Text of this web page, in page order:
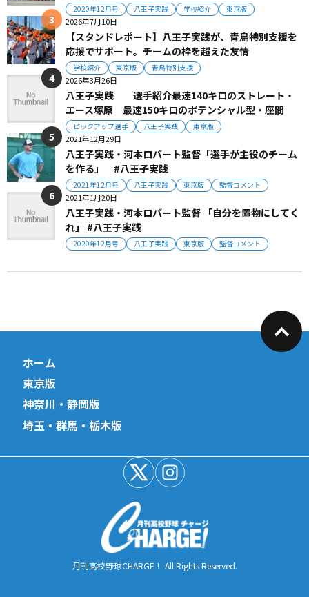
2020年12月号 八王子実践 学校紹介 東京版
2026年7月10日
【スタンドレポート】八王子実践が、青鳥特別支援を
応援でサポート。チームの枠を超えた友情
学校紹介 東京版 青鳥特別支援
2026年3月26日
八王子実践 選手紹介最速140キロのストレート・
エース塚原 最速150キロのポテンシャル型・座間
ピックアップ選手 八王子実践 東京版
2021年12月29日
八王子実践・河本ロバート監督「選手が主役のチーム
を作る」 #八王子実践
2021年12月号 八王子実践 東京版 監督コメント
2021年1月20日
八王子実践・河本ロバート監督 「自分を置物にしてく
れ」 #八王子実践
2020年12月号 八王子実践 東京版 監督コメント
ホーム
東京版
神奈川・静岡版
埼玉・群馬・栃木版
月刊高校野球CHARGE！ All Rights Reserved.